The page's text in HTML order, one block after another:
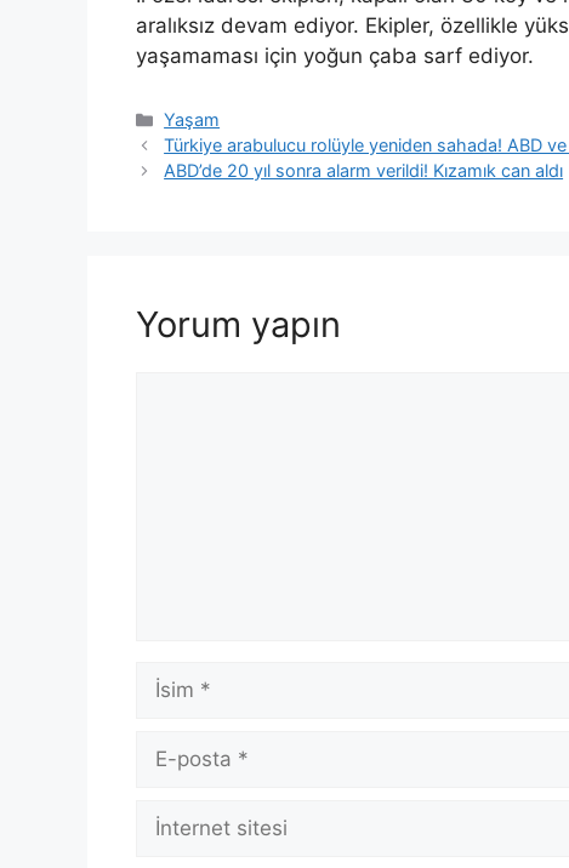
aralıksız devam ediyor. Ekipler, özellikle
yaşamaması için yoğun çaba sarf ediyor.
Kategoriler
Yaşam
Türkiye arabulucu rolüyle yeniden sahada! ABD
ABD’de 20 yıl sonra alarm verildi! Kızamık can aldı
Yorum yapın
İsim
posta
İnternet